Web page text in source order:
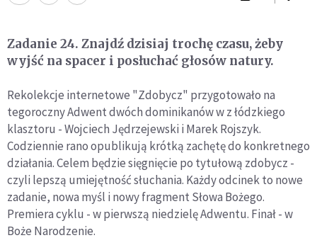
Zadanie 24. Znajdź dzisiaj trochę czasu, żeby
wyjść na spacer i posłuchać głosów natury.
Rekolekcje internetowe "Zdobycz" przygotowało na
tegoroczny Adwent dwóch dominikanów w z łódzkiego
klasztoru - Wojciech Jędrzejewski i Marek Rojszyk.
Codziennie rano opublikują krótką zachętę do konkretnego
działania. Celem będzie sięgnięcie po tytułową zdobycz -
czyli lepszą umiejętność słuchania. Każdy odcinek to nowe
zadanie, nowa myśl i nowy fragment Słowa Bożego.
Premiera cyklu - w pierwszą niedzielę Adwentu. Finał - w
Boże Narodzenie.